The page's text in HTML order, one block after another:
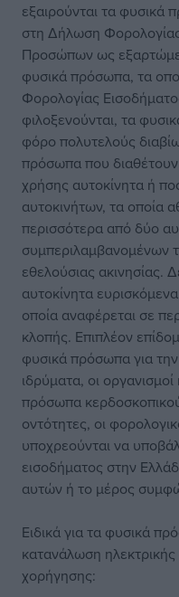
εξαιρούνται τα φυσικά
στη Δήλωση
Προσώπων ως
φυσικά πρόσωπα, τα
Φορολογίας
φιλοξενούνται, τα
φόρο πολυτελούς
πρόσωπα που διαθέτουν
χρήσης αυτοκίνητα ή
αυτοκινήτων, τα οποία
περισσότερα από δύο
συμπεριλαμβανομένων
εθελούσιας ακινησίας.
αυτοκίνητα
οποία αναφέρεται σε
κλοπής. Επιπλέον
φυσικά πρόσωπα για
ιδρύματα, οι
πρόσωπα
οντότητες, οι
υποχρεούνται να
εισοδήματος στην
αυτών ή το μέρος
Ειδικά για τα φυσικά
κατανάλωση ηλεκτρικής
χορήγησης: